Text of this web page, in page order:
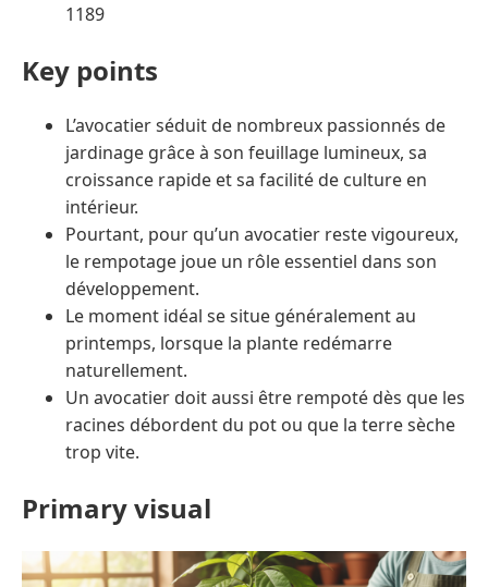
1189
Key points
L’avocatier séduit de nombreux passionnés de
jardinage grâce à son feuillage lumineux, sa
croissance rapide et sa facilité de culture en
intérieur.
Pourtant, pour qu’un avocatier reste vigoureux,
le rempotage joue un rôle essentiel dans son
développement.
Le moment idéal se situe généralement au
printemps, lorsque la plante redémarre
naturellement.
Un avocatier doit aussi être rempoté dès que les
racines débordent du pot ou que la terre sèche
trop vite.
Primary visual